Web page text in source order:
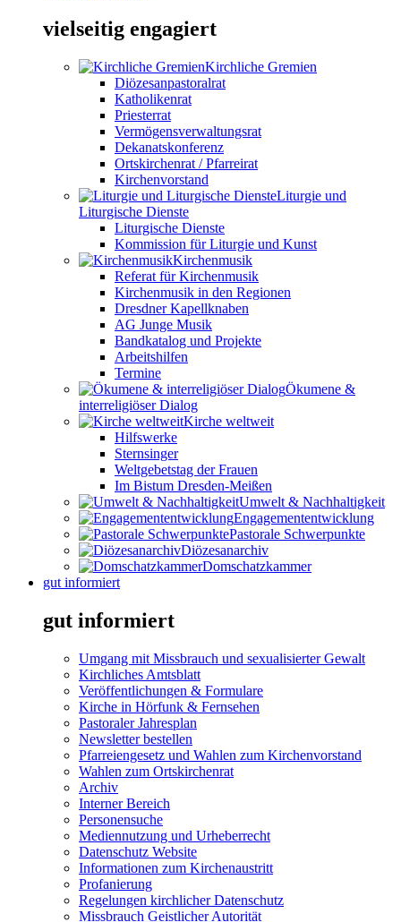
vielseitig engagiert
Kirchliche Gremien
Diözesanpastoralrat
Katholikenrat
Priesterrat
Vermögensverwaltungsrat
Dekanatskonferenz
Ortskirchenrat / Pfarreirat
Kirchenvorstand
Liturgie und
Liturgische Dienste
Liturgische Dienste
Kommission für Liturgie und Kunst
Kirchenmusik
Referat für Kirchenmusik
Kirchenmusik in den Regionen
Dresdner Kapellknaben
AG Junge Musik
Bandkatalog und Projekte
Arbeitshilfen
Termine
Ökumene &
interreligiöser Dialog
Kirche weltweit
Hilfswerke
Sternsinger
Weltgebetstag der Frauen
Im Bistum Dresden-Meißen
Umwelt & Nachhaltigkeit
Engagemententwicklung
Pastorale Schwerpunkte
Diözesanarchiv
Domschatzkammer
gut informiert
gut informiert
Umgang mit Missbrauch und sexualisierter Gewalt
Kirchliches Amtsblatt
Veröffentlichungen & Formulare
Kirche in Hörfunk & Fernsehen
Pastoraler Jahresplan
Newsletter bestellen
Pfarreiengesetz und Wahlen zum Kirchenvorstand
Wahlen zum Ortskirchenrat
Archiv
Interner Bereich
Personensuche
Mediennutzung und Urheberrecht
Datenschutz Website
Informationen zum Kirchenaustritt
Profanierung
Regelungen kirchlicher Datenschutz
Missbrauch Geistlicher Autorität